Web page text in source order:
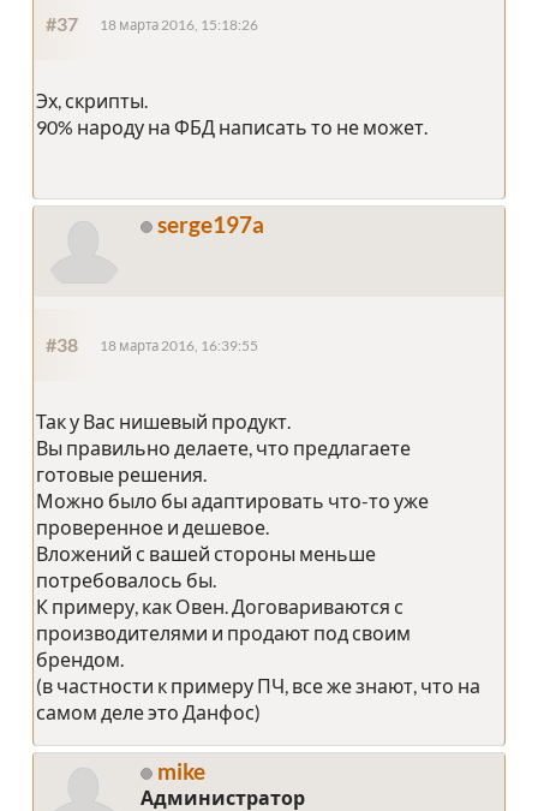
#37 18 марта 2016, 15:18:26
Эх, скрипты.
90% народу на ФБД написать то не может.
serge197a
#38 18 марта 2016, 16:39:55
Так у Вас нишевый продукт.
Вы правильно делаете, что предлагаете
готовые решения.
Можно было бы адаптировать что-то уже
проверенное и дешевое.
Вложений с вашей стороны меньше
потребовалось бы.
К примеру, как Овен. Договариваются с
производителями и продают под своим
брендом.
(в частности к примеру ПЧ, все же знают, что на
самом деле это Данфос)
mike
Администратор